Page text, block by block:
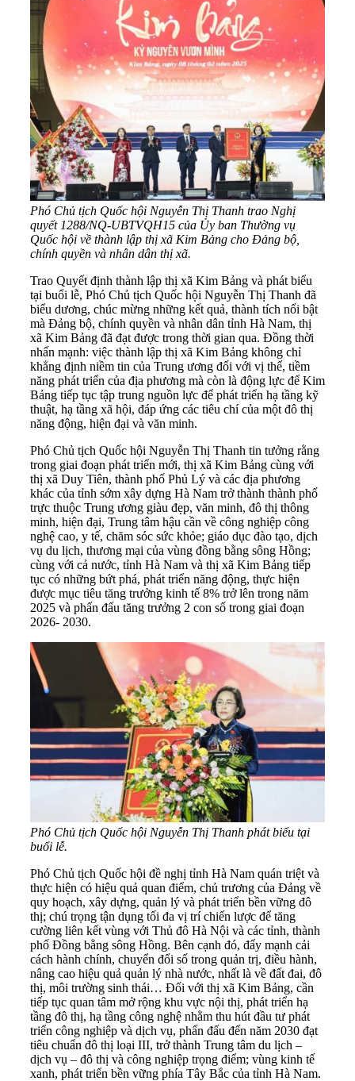
Phó Chủ tịch Quốc hội Nguyễn Thị Thanh trao Nghị
quyết 1288/NQ-UBTVQH15 của Ủy ban Thường vụ
Quốc hội về thành lập thị xã Kim Bảng cho Đảng bộ,
chính quyền và nhân dân thị xã.
Trao Quyết định thành lập thị xã Kim Bảng và phát biểu
tại buổi lễ, Phó Chủ tịch Quốc hội Nguyễn Thị Thanh đã
biểu dương, chúc mừng những kết quả, thành tích nổi bật
mà Đảng bộ, chính quyền và nhân dân tỉnh Hà Nam, thị
xã Kim Bảng đã đạt được trong thời gian qua. Đồng thời
nhấn mạnh: việc thành lập thị xã Kim Bảng không chỉ
khẳng định niềm tin của Trung ương đối với vị thế, tiềm
năng phát triển của địa phương mà còn là động lực để Kim
Bảng tiếp tục tập trung nguồn lực để phát triển hạ tầng kỹ
thuật, hạ tầng xã hội, đáp ứng các tiêu chí của một đô thị
năng động, hiện đại và văn minh.
Phó Chủ tịch Quốc hội Nguyễn Thị Thanh tin tưởng rằng
trong giai đoạn phát triển mới, thị xã Kim Bảng cùng với
thị xã Duy Tiên, thành phố Phủ Lý và các địa phương
khác của tỉnh sớm xây dựng Hà Nam trở thành thành phố
trực thuộc Trung ương giàu đẹp, văn minh, đô thị thông
minh, hiện đại, Trung tâm hậu cần về công nghiệp công
nghệ cao, y tế, chăm sóc sức khỏe; giáo dục đào tạo, dịch
vụ du lịch, thương mại của vùng đồng bằng sông Hồng;
cùng với cả nước, tỉnh Hà Nam và thị xã Kim Bảng tiếp
tục có những bứt phá, phát triển năng động, thực hiện
được mục tiêu tăng trưởng kinh tế 8% trở lên trong năm
2025 và phấn đấu tăng trưởng 2 con số trong giai đoạn
2026- 2030.
Phó Chủ tịch Quốc hội Nguyễn Thị Thanh phát biểu tại
buổi lễ.
Phó Chủ tịch Quốc hội đề nghị tỉnh Hà Nam quán triệt và
thực hiện có hiệu quả quan điểm, chủ trương của Đảng về
quy hoạch, xây dựng, quản lý và phát triển bền vững đô
thị; chú trọng tận dụng tối đa vị trí chiến lược để tăng
cường liên kết vùng với Thủ đô Hà Nội và các tỉnh, thành
phố Đồng bằng sông Hồng. Bên cạnh đó, đẩy mạnh cải
cách hành chính, chuyển đổi số trong quản trị, điều hành,
nâng cao hiệu quả quản lý nhà nước, nhất là về đất đai, đô
thị, môi trường sinh thái… Đối với thị xã Kim Bảng, cần
tiếp tục quan tâm mở rộng khu vực nội thị, phát triển hạ
tầng đô thị, hạ tầng công nghệ nhằm thu hút đầu tư phát
triển công nghiệp và dịch vụ, phấn đấu đến năm 2030 đạt
tiêu chuẩn đô thị loại III, trở thành Trung tâm du lịch –
dịch vụ – đô thị và công nghiệp trọng điểm; vùng kinh tế
xanh, phát triển bền vững phía Tây Bắc của tỉnh Hà Nam.